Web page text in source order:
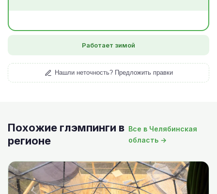
Работает зимой
Нашли неточность? Предложить правки
Похожие глэмпинги в
регионе
Все в Челябинская
область →